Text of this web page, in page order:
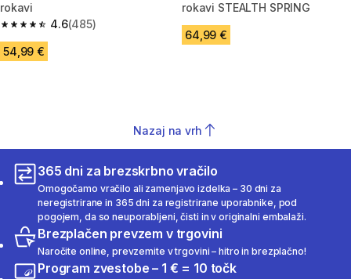
rokavi
4.6
4.6 od 5 zvezdic from 485 ocene
(485)
54,99 €
rokavi STEALTH SPRING
64,99 €
Nazaj na vrh
365 dni za brezskrbno vračilo
Omogočamo vračilo ali zamenjavo izdelka – 30 dni za
neregistrirane in 365 dni za registrirane uporabnike, pod
pogojem, da so neuporabljeni, čisti in v originalni embalaži.
Brezplačen prevzem v trgovini
Naročite online, prevzemite v trgovini – hitro in brezplačno!
Program zvestobe – 1 € = 10 točk